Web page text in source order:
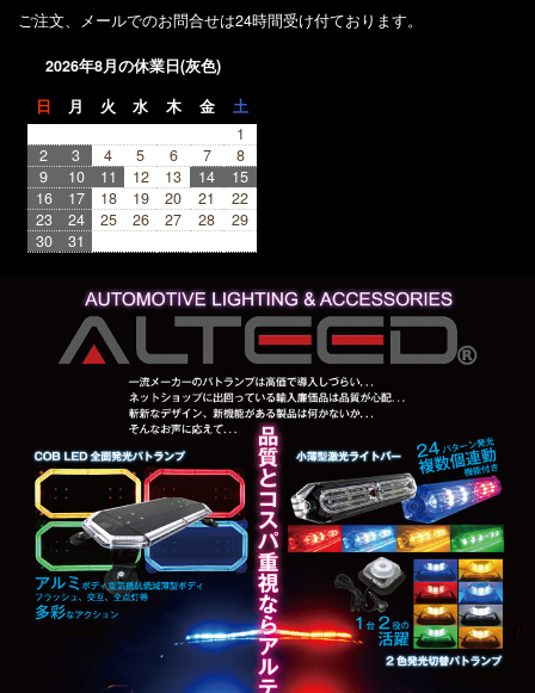
ご注文、メールでのお問合せは24時間受け付ております。
2026年8月の休業日(灰色)
日 月 火 水 木 金 土
1
2
3 4 5 6 7
8
9
10 11 12 13 14
15
16
17 18 19 20 21
22
23
24 25 26 27 28
29
30
31